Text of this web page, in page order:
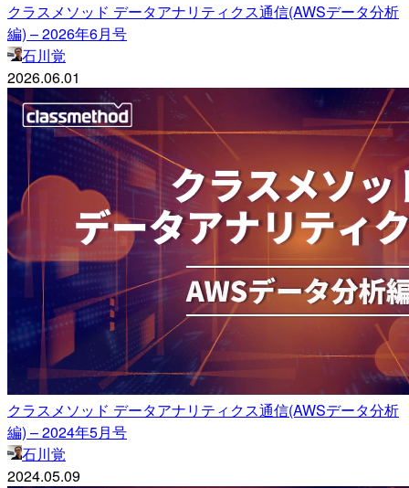
クラスメソッド データアナリティクス通信(AWSデータ分析
編) – 2026年6月号
石川覚
2026.06.01
クラスメソッド データアナリティクス通信(AWSデータ分析
編) – 2024年5月号
石川覚
2024.05.09